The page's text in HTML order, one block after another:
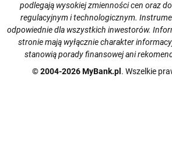
podlegają wysokiej zmienności cen oraz
regulacyjnym i technologicznym.
odpowiednie dla wszystkich inwestorów.
stronie mają wyłącznie charakter
stanowią porady finansowej ani
© 2004-2026 MyBank.pl . Wszelkie